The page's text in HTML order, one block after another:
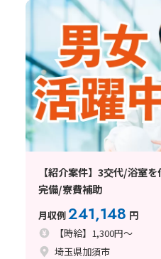
【紹介案件】3交代/浴室
完備/寮費補助
月収例241,148 円
【時給】1,300円～
埼玉県加須市